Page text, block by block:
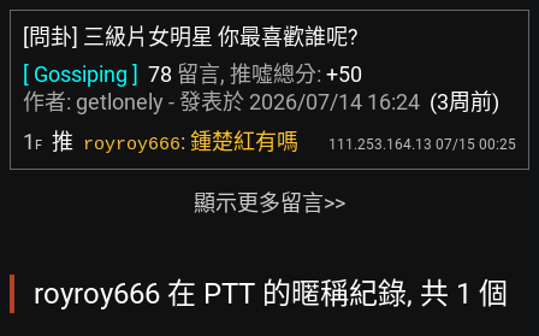
[問卦] 三級片女明星 你最喜歡誰呢?
[ Gossiping ] 78 留言, 推噓總分: +50
作者: getlonely - 發表於 2026/07/14 16:24 (3周前)
1 F 推 royroy666: 鍾楚紅有嗎 111.253.164.13 07/15 00:25
顯示更多留言>>
royroy666 在 PTT 的暱稱紀錄, 共 1 個